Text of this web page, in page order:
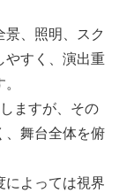
、照明、スク
やすく、演出重
ますが、その
、舞台全体を俯
によっては視界